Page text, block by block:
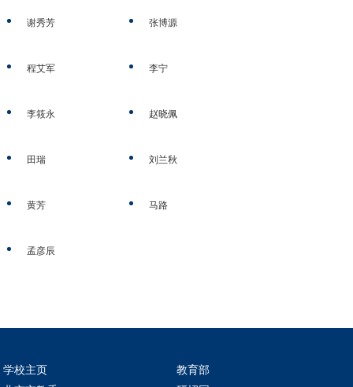
谢秀芳 张博源
程艾军 李宁
李筱永 赵晓佩
田瑞 刘兰秋
黄芳 马路
孟彦辰
学校主页
教育部